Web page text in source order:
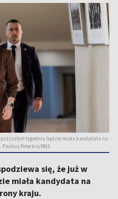
tygodniu będzie miała kandydata na
Peleckis/BNS
się, że już w
miała kandydata na
kraju.